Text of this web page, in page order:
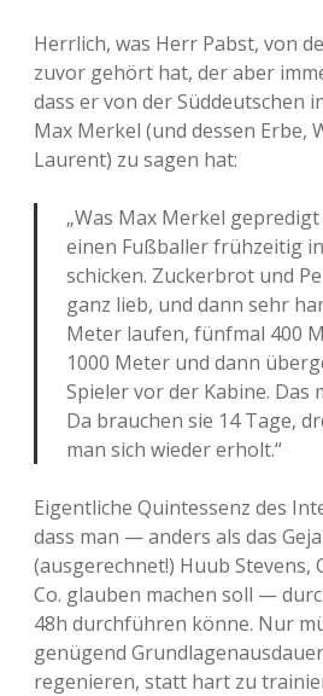
Herrlich, was Herr Pabst, von
zuvor gehört hat, der aber
dass er von der Süddeutschen
Max Merkel (und dessen Erbe,
Laurent) zu sagen hat:
„Was Max Merkel
einen Fußballer frühzeitig
schicken. Zuckerbrot und
ganz lieb, und dann sehr
Meter laufen, fünfmal 400
1000 Meter und dann
Spieler vor der Kabine. Das
Da brauchen sie 14 Tage,
man sich wieder erholt.“
Eigentliche Quintessenz des
dass man — anders als das
(ausgerechnet!) Huub Stevens,
Co. glauben machen soll —
48h durchführen könne. Nur
genügend
regenieren, statt hart zu